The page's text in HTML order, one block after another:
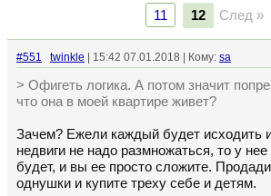
11
12 След »
#551 twinkle | 15:42 07.01.2018 | Кому: sa
> Офигеть логика. А потом значит
что она в моей квартире живет?
Зачем? Ежели каждый будет исходить
недвиги не надо размножаться, то у
будет, и вы ее просто сложите.
однушки и купите треху себе и детям.